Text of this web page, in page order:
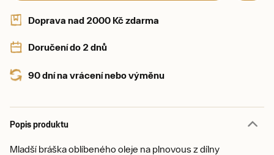
Doprava nad 2000 Kč zdarma
Doručení do 2 dnů
90 dní na vrácení nebo výměnu
Popis produktu
Mladší bráška oblíbeného oleje na plnovous z dílny